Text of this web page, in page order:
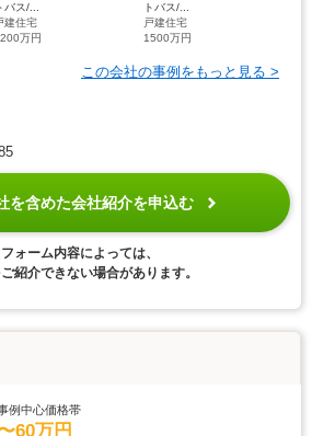
トバス/...
建住宅
万円
トバス/...
戸建住宅
1500万円
この会社の事例をもっと見る >
を含めた会社紹介を申込む
ォーム内容によっては、
紹介できない場合があります。
例中心価格帯
60万円